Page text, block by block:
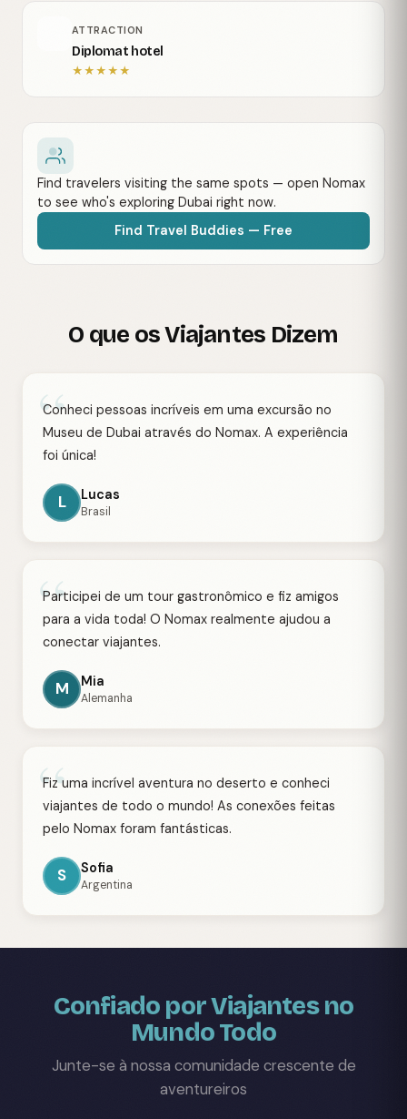
ATTRACTION
Diplomat hotel
★★★★★
Find travelers visiting the same spots — open Nomax
to see who's exploring Dubai right now.
Find Travel Buddies — Free
O que os Viajantes Dizem
“
Conheci pessoas incríveis em uma excursão no
Museu de Dubai através do Nomax. A experiência
foi única!
L Lucas
Brasil
“
Participei de um tour gastronômico e fiz amigos
para a vida toda! O Nomax realmente ajudou a
conectar viajantes.
M Mia
Alemanha
“
Fiz uma incrível aventura no deserto e conheci
viajantes de todo o mundo! As conexões feitas
pelo Nomax foram fantásticas.
S Sofia
Argentina
Confiado por Viajantes no
Mundo Todo
Junte-se à nossa comunidade crescente de
aventureiros